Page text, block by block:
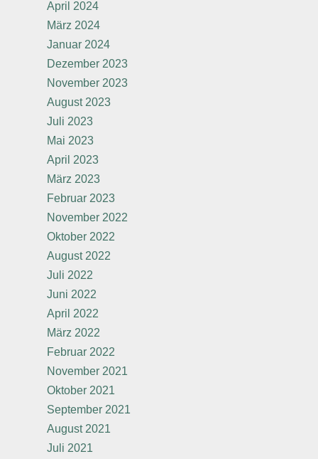
April 2024
März 2024
Januar 2024
Dezember 2023
November 2023
August 2023
Juli 2023
Mai 2023
April 2023
März 2023
Februar 2023
November 2022
Oktober 2022
August 2022
Juli 2022
Juni 2022
April 2022
März 2022
Februar 2022
November 2021
Oktober 2021
September 2021
August 2021
Juli 2021